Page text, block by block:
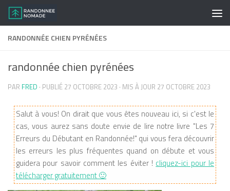
Skip to content
RANDONNÉE CHIEN PYRÉNÉES
randonnée chien pyrénées
PAR FRED · PUBLIÉ 27 OCTOBRE 2023 · MIS À JOUR 27 OCTOBRE 2023
Salut à vous! On dirait que vous êtes nouveau ici, si c'est le
cas, vous aurez sans doute envie de lire notre livre "Les 7
Erreurs du Débutant en Randonnée!" qui vous fera découvrir
les erreurs les plus fréquentes quand on débute et vous
guidera pour savoir comment les éviter ! cliquez-ici pour le
télécharger gratuitement 🙂